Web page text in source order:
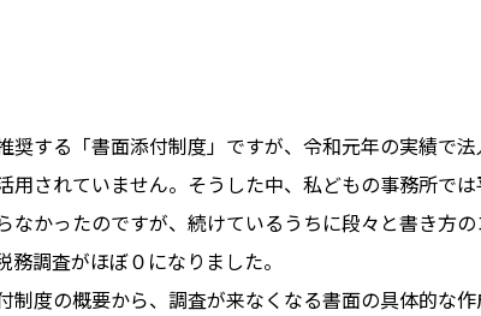
奨する「書面添付制度」ですが、令和元年の実績で
用されていません。そうした中、私どもの事務所で
なかったのですが、続けているうちに段々と書き方
務調査がほぼ０になりました。
制度の概要から、調査が来なくなる書面の具体的な作